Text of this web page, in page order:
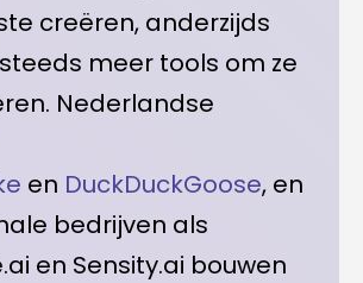
creëren, anderzijds
meer tools om ze
Nederlandse
en DuckDuckGoose, en
bedrijven als
en Sensity.ai bouwen